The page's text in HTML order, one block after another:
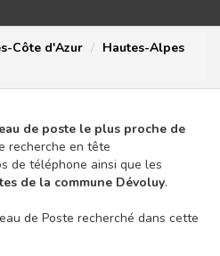
Côte d'Azur
Hautes-Alpes
de poste le plus proche de
recherche en tête
de téléphone ainsi que les
de la commune Dévoluy.
de Poste recherché dans cette